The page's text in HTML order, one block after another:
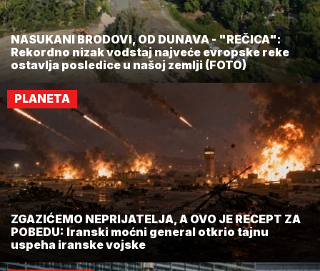
NASUKANI BRODOVI, OD DUNAVA - "REČICA":
Rekordno nizak vodstaj najveće evropske reke
ostavlja posledice u našoj zemlji (FOTO)
PLANETA
ZGAZIĆEMO NEPRIJATELJA, A OVO JE RECEPT ZA
POBEDU: Iranski moćni general otkrio tajnu
uspeha iranske vojske